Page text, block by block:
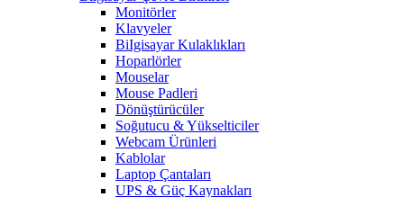
Monitörler
Klavyeler
BiIgisayar Kulaklıkları
Hoparlörler
Mouselar
Mouse Padleri
Dönüştürücüler
Soğutucu & Yükselticiler
Webcam Ürünleri
Kablolar
Laptop Çantaları
UPS & Güç Kaynakları